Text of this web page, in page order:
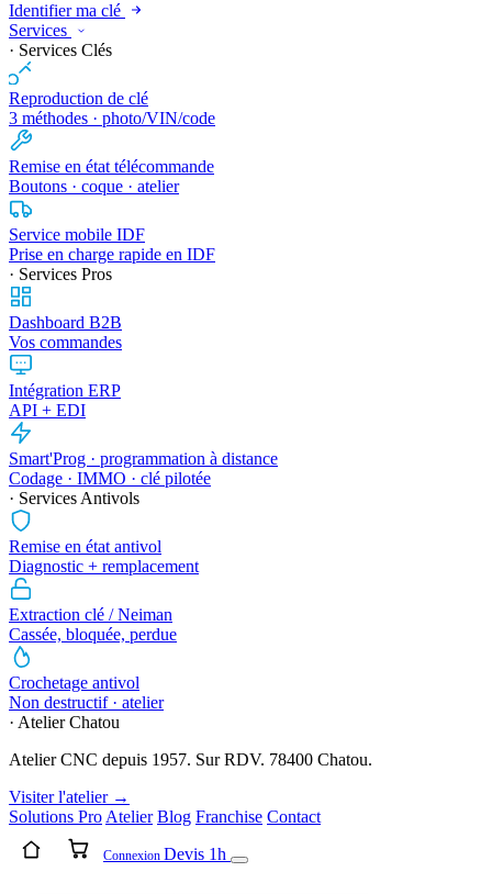
Identifier ma clé
Services
· Services Clés
Reproduction de clé
3 méthodes · photo/VIN/code
Remise en état télécommande
Boutons · coque · atelier
Service mobile IDF
Prise en charge rapide en IDF
· Services Pros
Dashboard B2B
Vos commandes
Intégration ERP
API + EDI
Smart'Prog · programmation à distance
Codage · IMMO · clé pilotée
· Services Antivols
Remise en état antivol
Diagnostic + remplacement
Extraction clé / Neiman
Cassée, bloquée, perdue
Crochetage antivol
Non destructif · atelier
· Atelier Chatou
Atelier CNC depuis 1957. Sur RDV. 78400 Chatou.
Visiter l'atelier →
Solutions Pro Atelier Blog Franchise Contact
Connexion Devis 1h